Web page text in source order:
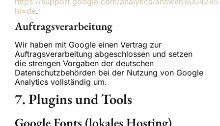
hl=de.
Auftragsverarbeitung
Wir haben mit Google einen Vertrag zur
Auftragsverarbeitung abgeschlossen und setzen
die strengen Vorgaben der deutschen
Datenschutzbehörden bei der Nutzung von Google
Analytics vollständig um.
7. Plugins und Tools
Google Fonts (lokales Hosting)